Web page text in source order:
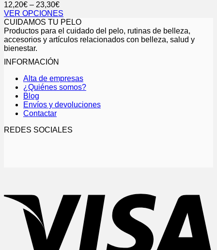
12,20€ – 23,30€
VER OPCIONES
Este
producto
tiene
múltiples
variantes.
Las
opciones
pueden
página
CUIDAMOS TU PELO
Productos para el cuidado del pelo, rutinas de belleza,
accesorios y artículos relacionados con belleza, salud y
bienestar.
INFORMACIÓN
Alta de empresas
¿Quiénes somos?
Blog
Envíos y devoluciones
Contactar
REDES SOCIALES